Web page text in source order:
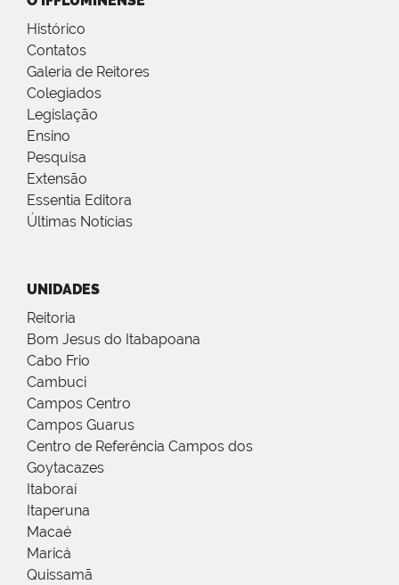
Histórico
Contatos
Galeria de Reitores
Colegiados
Legislação
Ensino
Pesquisa
Extensão
Essentia Editora
Últimas Notícias
UNIDADES
Reitoria
Bom Jesus do Itabapoana
Cabo Frio
Cambuci
Campos Centro
Campos Guarus
Centro de Referência Campos dos
Goytacazes
Itaboraí
Itaperuna
Macaé
Maricá
Quissamã